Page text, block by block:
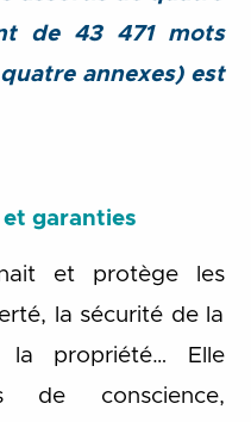
de 43 471 mots
annexes) est
garanties
et protège les
la sécurité de la
propriété… Elle
de conscience,